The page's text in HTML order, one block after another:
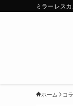
ミラーレス
ホーム コ